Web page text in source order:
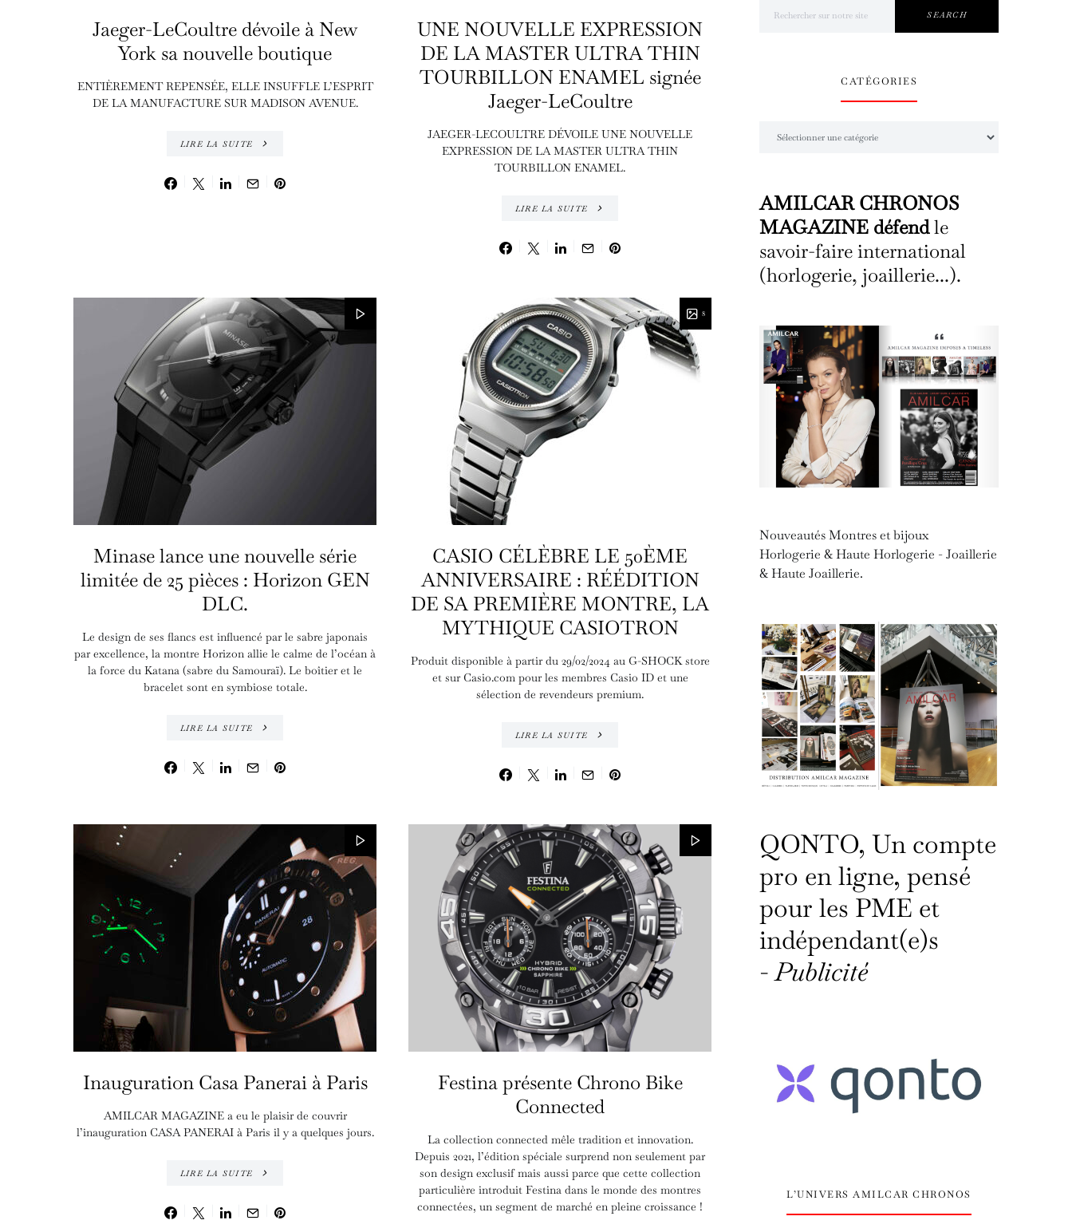
Jaeger-LeCoultre dévoile à New
York sa nouvelle boutique
ENTIÈREMENT REPENSÉE, ELLE INSUFFLE L’ESPRIT
DE LA MANUFACTURE SUR MADISON AVENUE.
LIRE LA SUITE
UNE NOUVELLE EXPRESSION
DE LA MASTER ULTRA THIN
TOURBILLON ENAMEL signée
Jaeger-LeCoultre
JAEGER-LECOULTRE DÉVOILE UNE NOUVELLE
EXPRESSION DE LA MASTER ULTRA THIN
TOURBILLON ENAMEL.
LIRE LA SUITE
Minase lance une nouvelle série
limitée de 25 pièces : Horizon GEN
DLC.
Le design de ses flancs est influencé par le sabre japonais
par excellence, la montre Horizon allie le calme de l’océan à
la force du Katana (sabre du Samouraï). Le boîtier et le
bracelet sont en symbiose totale.
LIRE LA SUITE
8
CASIO CÉLÈBRE LE 50ÈME
ANNIVERSAIRE : RÉÉDITION
DE SA PREMIÈRE MONTRE, LA
MYTHIQUE CASIOTRON
Produit disponible à partir du 29/02/2024 au G-SHOCK store
et sur Casio.com pour les membres Casio ID et une
sélection de revendeurs premium.
LIRE LA SUITE
Inauguration Casa Panerai à Paris
AMILCAR MAGAZINE a eu le plaisir de couvrir
l’inauguration CASA PANERAI à Paris il y a quelques jours.
LIRE LA SUITE
Festina présente Chrono Bike
Connected
La collection connected mêle tradition et innovation.
Depuis 2021, l’édition spéciale surprend non seulement par
son design exclusif mais aussi parce que cette collection
particulière introduit Festina dans le monde des montres
connectées, un segment de marché en pleine croissance !
SEARCH
CATÉGORIES
AMILCAR CHRONOS
MAGAZINE défendle
savoir-faire international
(horlogerie, joaillerie...).
Nouveautés Montres et bijoux
Horlogerie & Haute Horlogerie - Joaillerie
& Haute Joaillerie.
QONTO, Un compte
pro en ligne, pensé
pour les PME et
indépendant(e)s
-Publicité
L’UNIVERS AMILCAR CHRONOS